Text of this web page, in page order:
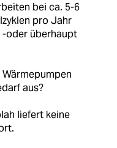
bei ca. 5-6
pro Jahr
oder überhaupt
aus?
liefert keine